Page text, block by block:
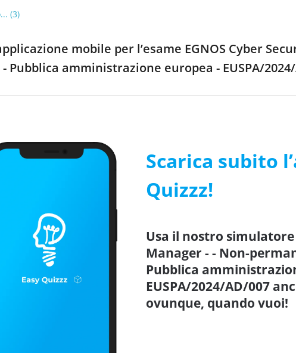
(3)
mobile per l’esame EGNOS Cyber
- Pubblica amministrazione europea - EUSPA/
Scarica subito
Quizzz!
Usa il nostro simulatore
Manager - - Non-
Pubblica
EUSPA/2024/AD/007
ovunque, quando vuoi!